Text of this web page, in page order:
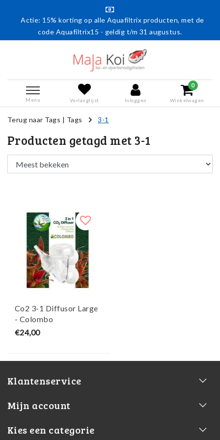
Actie: 15% korting op alle Aquafiltrix producten, met de
code Aquafiltrix15 - geldig t/m 31 augustus.
Menu Verlanglijst Inloggen
0
Winkelwagen
Terug naar Tags | Tags 3-1
Producten getagd met 3-1
Co2 3-1 Diffusor Large
- Colombo
€24,00
Klantenservice
Mijn account
Kies een categorie